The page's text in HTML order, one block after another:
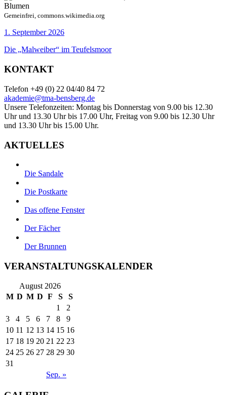
Gemeinfrei, commons.wikimedia.org
1. September 2026
Die „Malweiber“ im Teufelsmoor
KONTAKT
Telefon +49 (0) 22 04/40 84 72
akademie@tma-bensberg.de
Unsere Telefonzeiten: Montag bis Donnerstag von 9.00 bis 12.30
Uhr und 13.30 Uhr bis 17.00 Uhr, Freitag von 9.00 bis 12.30 Uhr
und 13.30 Uhr bis 15.00 Uhr.
AKTUELLES
Die Sandale
Die Postkarte
Das offene Fenster
Der Fächer
Der Brunnen
VERANSTALTUNGSKALENDER
August 2026
M D M D F S S
Sep. »
1
2
3
4 5 6 7 8
9
10 11 12 13 14 15 16
17 18 19 20 21 22 23
24 25 26 27 28 29 30
31